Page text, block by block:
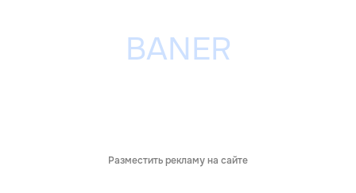
Разместить рекламу на сайте